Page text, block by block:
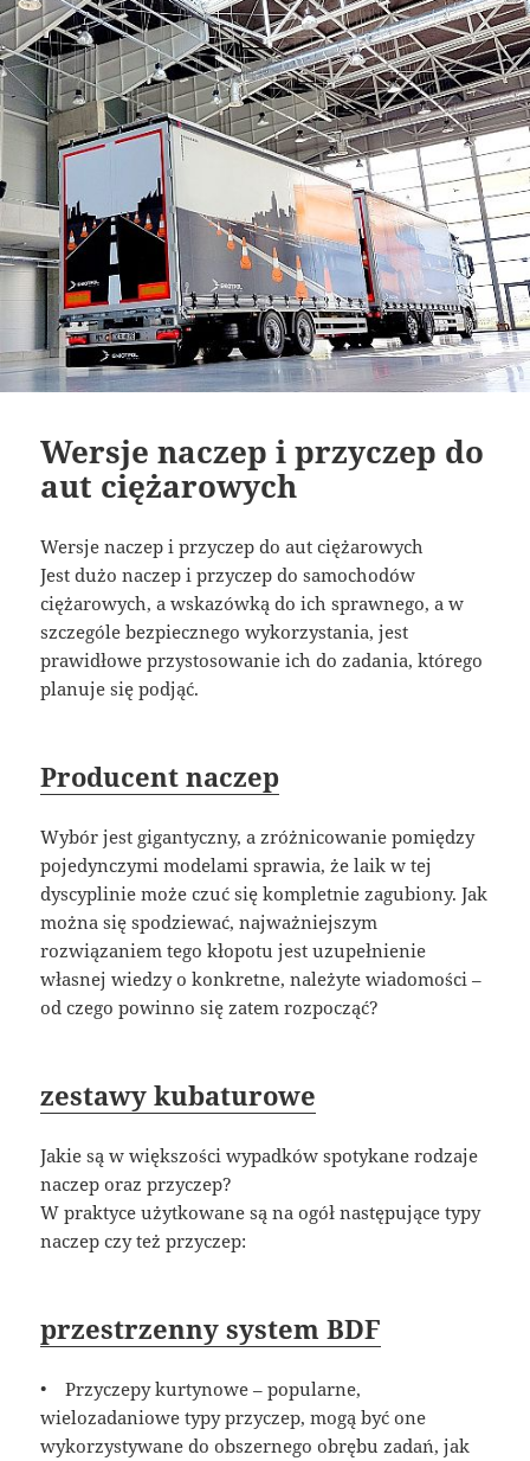
Wersje naczep i przyczep do
aut ciężarowych
Wersje naczep i przyczep do aut ciężarowych
Jest dużo naczep i przyczep do samochodów
ciężarowych, a wskazówką do ich sprawnego, a w
szczególe bezpiecznego wykorzystania, jest
prawidłowe przystosowanie ich do zadania, którego
planuje się podjąć.
Producent naczep
Wybór jest gigantyczny, a zróżnicowanie pomiędzy
pojedynczymi modelami sprawia, że laik w tej
dyscyplinie może czuć się kompletnie zagubiony. Jak
można się spodziewać, najważniejszym
rozwiązaniem tego kłopotu jest uzupełnienie
własnej wiedzy o konkretne, należyte wiadomości –
od czego powinno się zatem rozpocząć?
zestawy kubaturowe
Jakie są w większości wypadków spotykane rodzaje
naczep oraz przyczep?
W praktyce użytkowane są na ogół następujące typy
naczep czy też przyczep:
przestrzenny system BDF
• Przyczepy kurtynowe – popularne,
wielozadaniowe typy przyczep, mogą być one
wykorzystywane do obszernego obrębu zadań, jak